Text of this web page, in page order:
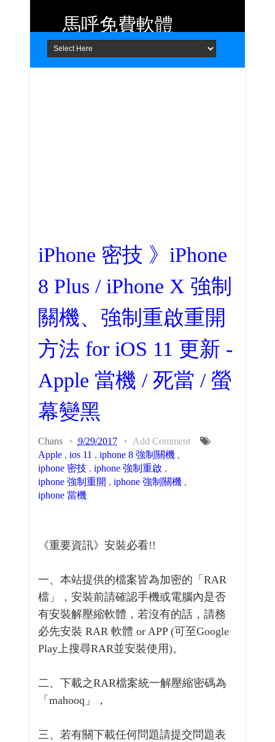
Home About Contact
馬呼免費軟體
提供 Android、iOS 好用的手機應用
程式及 Windows 免費軟體
iPhone 密技 》iPhone
8 Plus / iPhone X 強制
關機、強制重啟重開
方法 for iOS 11 更新 -
Apple 當機 / 死當 / 螢
幕變黑
Chans 9/29/2017
Add Comment
Apple, ios 11 , iphone 8 強制關機,
iphone 密技, iphone 強制重啟,
iphone 強制重開 , iphone 強制關機,
iphone 當機
《重要資訊》安裝必看!!
一、本站提供的檔案皆為加密的「RAR
檔」，安裝前請確認手機或電腦內是否
有安裝解壓縮軟體，若沒有的話，請務
必先安裝 RAR 軟體 or APP (可至Google
Play上搜尋RAR並安裝使用)。
二、下載之RAR檔案統一解壓縮密碼為
「mahooq」，
三、若有關下載任何問題請提交問題表